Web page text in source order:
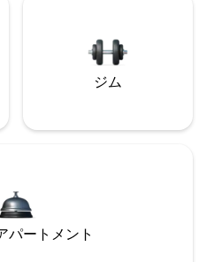
ジム
パートメント